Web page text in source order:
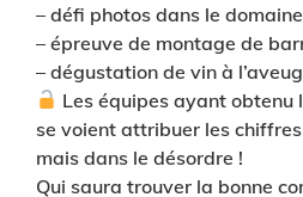
– défi photos dans le domaine
– épreuve de montage de
– dégustation de vin à
Les équipes ayant obtenu
se voient attribuer les
mais dans le désordre !
Qui saura trouver la bonne